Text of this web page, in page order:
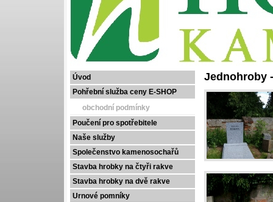
Jednohroby
Úvod
Pohřební služba ceny E-SHOP
obchodní podmínky
Poučení pro spotřebitele
Naše služby
Společenstvo kamenosochařů
Stavba hrobky na čtyři rakve
Stavba hrobky na dvě rakve
Urnové pomníky